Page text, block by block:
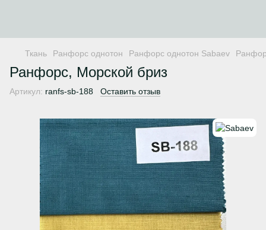
Ткань Ранфорс однотон Ранфорс однотон Sabaev
Ранфорс, Морской бриз
Артикул: ranfs-sb-188 Оставить отзыв